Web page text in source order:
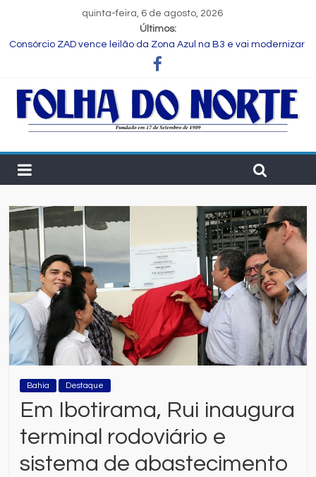
quinta-feira, 6 de agosto, 2026
Últimos:
Consórcio ZAD vence leilão da Zona Azul na B3 e vai modernizar
estacionamento rotativo de Feira de Santana
oficina pedagógica
Estudante de Salvador é selecionada para intercâmbio em
tecnologia na China
objetivo de fortalecer o setor na Bahia
Nordeste deve produzir mais de 1 milhão de toneladas de
algodão pela primeira vez, aponta Etene
Bahia Destaque
Em Ibotirama, Rui inaugura
terminal rodoviário e
sistema de abastecimento